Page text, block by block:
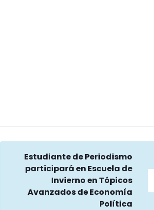
Estudiante de Periodismo
participará en Escuela de
Invierno en Tópicos
Avanzados de Economía
Política